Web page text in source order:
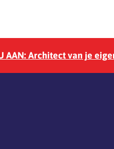
AAN: Architect van je